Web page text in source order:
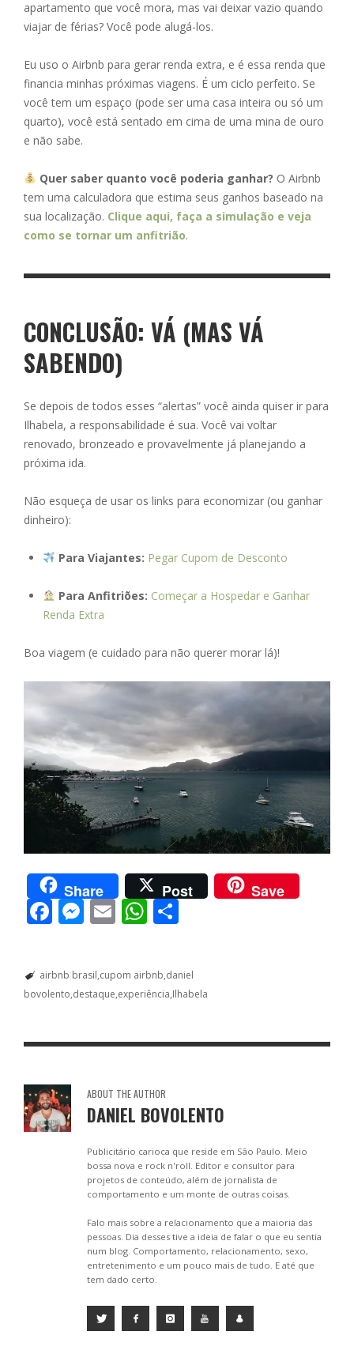
apartamento que você mora, mas vai deixar vazio quando
viajar de férias? Você pode alugá-los.
Eu uso o Airbnb para gerar renda extra, e é essa renda que
financia minhas próximas viagens. É um ciclo perfeito. Se
você tem um espaço (pode ser uma casa inteira ou só um
quarto), você está sentado em cima de uma mina de ouro
e não sabe.
Quer saber quanto você poderia ganhar? O Airbnb
tem uma calculadora que estima seus ganhos baseado na
sua localização. Clique aqui, faça a simulação e veja
como se tornar um anfitrião.
CONCLUSÃO: VÁ (MAS VÁ
SABENDO)
Se depois de todos esses “alertas” você ainda quiser ir para
Ilhabela, a responsabilidade é sua. Você vai voltar
renovado, bronzeado e provavelmente já planejando a
próxima ida.
Não esqueça de usar os links para economizar (ou ganhar
dinheiro):
Para Viajantes: Pegar Cupom de Desconto
Para Anfitriões: Começar a Hospedar e Ganhar
Renda Extra
Boa viagem (e cuidado para não querer morar lá)!
Share Post Save
F
e
b
o
M
ss
e
g
E
l
W
at
s
p
ar
e
airbnb brasil cupom airbnb daniel
bovolento destaque experiência Ilhabela
ABOUT THE AUTHOR
DANIEL BOVOLENTO
Publicitário carioca que reside em São Paulo. Meio
bossa nova e rock n'roll. Editor e consultor para
projetos de conteúdo, além de jornalista de
comportamento e um monte de outras coisas.
Falo mais sobre a relacionamento que a maioria das
pessoas. Dia desses tive a ideia de falar o que eu sentia
num blog. Comportamento, relacionamento, sexo,
entretenimento e um pouco mais de tudo. E até que
tem dado certo.